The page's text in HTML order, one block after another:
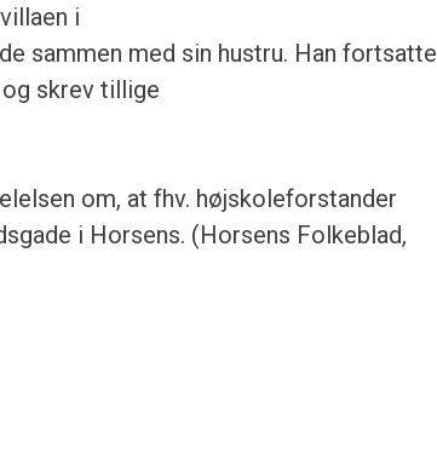
i
sammen med sin hustru. Han fortsatte
skrev tillige
om, at fhv. højskoleforstander
i Horsens. (Horsens Folkeblad,